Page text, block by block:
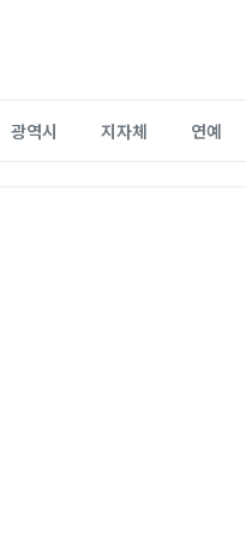
광역시 지자체 연예